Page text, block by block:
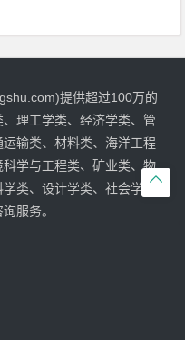

提供超过100万的
理工学类、经济学类、管
输类、材料类、海洋工程
学与工程类、矿业类、物
类、设计学类、社会学类
服务。